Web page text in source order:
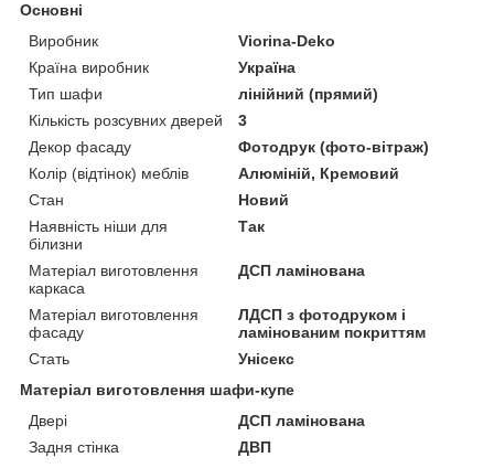
Основні
Виробник
Viorina-Deko
Країна виробник
Україна
Тип шафи
лінійний (прямий)
Кількість розсувних дверей
3
Декор фасаду
Фотодрук (фото-вітраж)
Колір (відтінок) меблів
Алюміній, Кремовий
Стан
Новий
Наявність ніши для
білизни
Так
Матеріал виготовлення
каркаса
ДСП ламінована
Матеріал виготовлення
фасаду
ЛДСП з фотодруком і
ламінованим покриттям
Стать
Унісекс
Матеріал виготовлення шафи-купе
Двері
ДСП ламінована
Задня стінка
ДВП